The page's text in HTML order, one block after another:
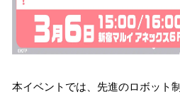
本イベントでは、先進のロボット